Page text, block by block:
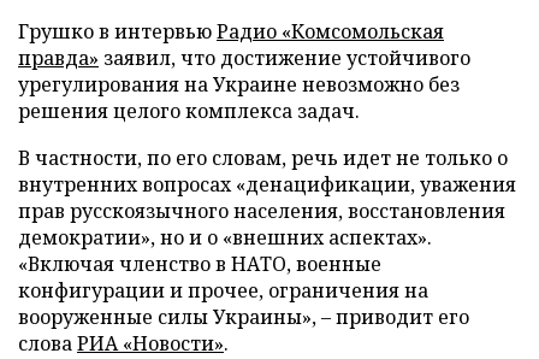
Грушко в интервьюРадио «Комсомольская
правда» заявил, что достижение устойчивого
урегулирования на Украине невозможно без
решения целого комплекса задач.
В частности, по его словам, речь идет не только о
внутренних вопросах «денацификации, уважения
прав русскоязычного населения, восстановления
демократии», но и о «внешних аспектах».
«Включая членство в НАТО, военные
конфигурации и прочее, ограничения на
вооруженные силы Украины», – приводит его
словаРИА «Новости».